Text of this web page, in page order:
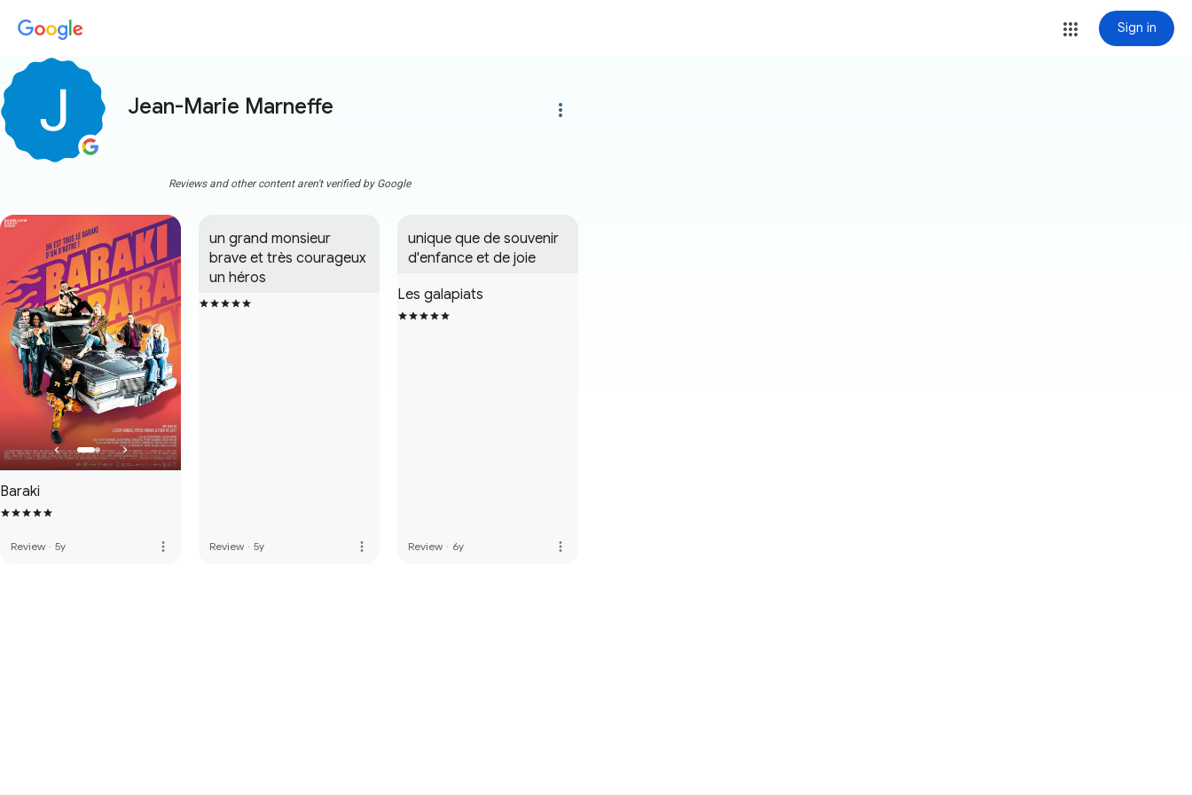
Sign in
Jean-Marie Marneffe more_vert
Reviews and other content aren't verified by Google
Baraki
Review · 5y more_vert
un grand monsieur
brave et très courageux
un héros
Review · 5y more_vert
unique que de souvenir
d'enfance et de joie
Les galapiats
Review · 6y more_vert